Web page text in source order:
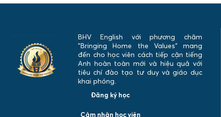
BHV English với phương châm
"Bringing Home the Values" mang
đến cho học viên cách tiếp cận tiếng
Anh hoàn toàn mới và hiệu quả với
tiêu chí đào tạo tư duy và giáo dục
khai phóng.
Đăng ký học
Cảm nhận học viên